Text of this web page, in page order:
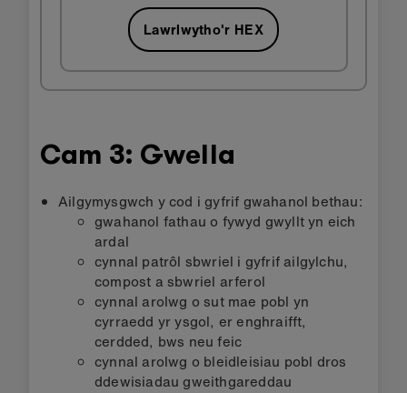
Lawrlwytho'r HEX
Cam 3: Gwella
Ailgymysgwch y cod i gyfrif gwahanol bethau:
gwahanol fathau o fywyd gwyllt yn eich
ardal
cynnal patrôl sbwriel i gyfrif ailgylchu,
compost a sbwriel arferol
cynnal arolwg o sut mae pobl yn
cyrraedd yr ysgol, er enghraifft,
cerdded, bws neu feic
cynnal arolwg o bleidleisiau pobl dros
ddewisiadau gweithgareddau